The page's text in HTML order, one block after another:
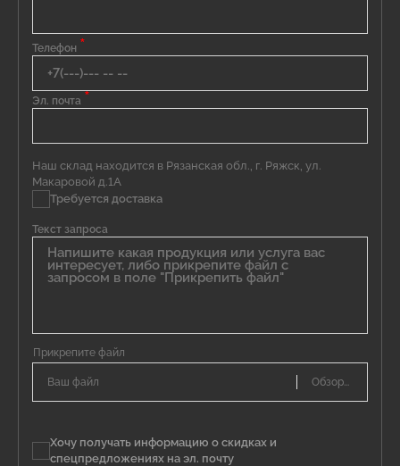
Телефон *
Эл. почта *
Наш склад находится в Рязанская обл., г. Ряжск, ул.
Макаровой д.1А
Требуется доставка
Текст запроса
Ваш файл
Хочу получать информацию о скидках и
спецпредложениях на эл. почту